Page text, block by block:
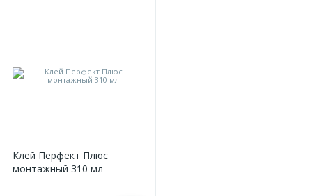
Клей Перфект Плюс
монтажный 310 мл